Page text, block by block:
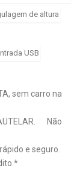
de altura
USB
sem carro na
Não
e seguro.